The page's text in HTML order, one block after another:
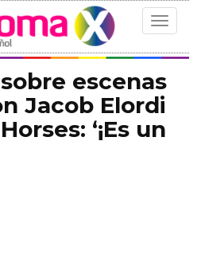
Toggle
escenas
Jacob Elordi
‘¡Es un